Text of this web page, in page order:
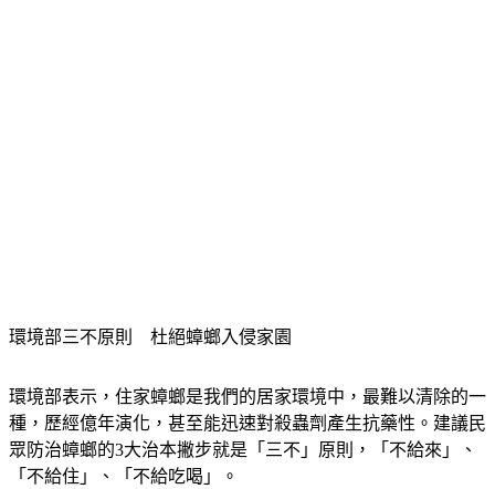
環境部三不原則　杜絕蟑螂入侵家園
環境部表示，住家蟑螂是我們的居家環境中，最難以清除的一
種，歷經億年演化，甚至能迅速對殺蟲劑產生抗藥性。建議民
眾防治蟑螂的3大治本撇步就是「三不」原則，「不給來」、
「不給住」、「不給吃喝」。